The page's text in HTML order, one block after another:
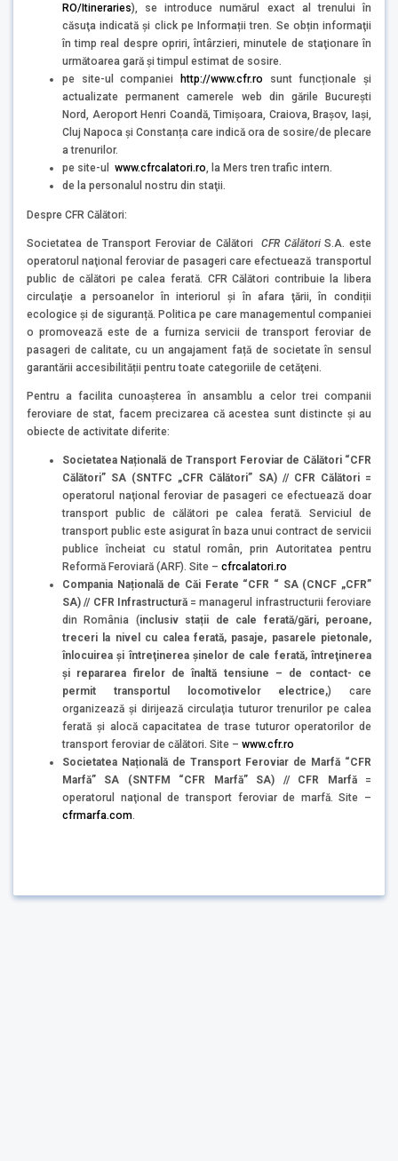
RO/Itineraries), se introduce numărul exact al trenului în
căsuţa indicată şi click pe Informații tren. Se obțin informaţii
în timp real despre opriri, întârzieri, minutele de staţionare în
următoarea gară şi timpul estimat de sosire.
pe site-ul companiei
http://www.cfr.ro sunt funcționale și
actualizate permanent camerele web din gările București
Nord, Aeroport Henri Coandă, Timișoara, Craiova, Brașov, Iași,
Cluj Napoca și Constanța care indică ora de sosire/de plecare
a trenurilor.
pe site-ul www.cfrcalatori.ro , la Mers tren trafic intern.
de la personalul nostru din staţii.
Despre CFR Călători:
Societatea de Transport Feroviar de CălătoriCFR CălătoriS.A. este
operatorul naţional feroviar de pasageri care efectuează transportul
public de călători pe calea ferată. CFR Călători contribuie la libera
circulaţie a persoanelor în interiorul şi în afara ţării, în condiții
ecologice și de siguranță. Politica pe care managementul companiei
o promovează este de a furniza servicii de transport feroviar de
pasageri de calitate, cu un angajament față de societate în sensul
garantării accesibilității pentru toate categoriile de cetăţeni.
Pentru a facilita cunoaşterea în ansamblu a celor trei companii
feroviare de stat, facem precizarea că acestea sunt distincte şi au
obiecte de activitate diferite:
Societatea Națională de Transport Feroviar de Călători “CFR
Călători” SA (SNTFC „CFR Călători” SA) // CFR Călători =
operatorul naţional feroviar de pasageri ce efectuează doar
transport public de călători pe calea ferată. Serviciul de
transport public este asigurat în baza unui contract de servicii
publice încheiat cu statul român, prin Autoritatea pentru
Reformă Feroviară (ARF). Site – cfrcalatori.ro
Compania Națională de Căi Ferate “CFR “ SA (CNCF „CFR”
SA) // CFR Infrastructură= managerul infrastructurii feroviare
din România (inclusiv stații de cale ferată/gări, peroane,
treceri la nivel cu calea ferată, pasaje, pasarele pietonale,
înlocuirea şi întreţinerea şinelor de cale ferată, întreţinerea
şi repararea firelor de înaltă tensiune – de contact- ce
permit transportul locomotivelor electrice,) care
organizează şi dirijează circulaţia tuturor trenurilor pe calea
ferată și alocă capacitatea de trase tuturor operatorilor de
transport feroviar de călători. Site – www.cfr.ro
Societatea Națională de Transport Feroviar de Marfă “CFR
Marfă” SA (SNTFM “CFR Marfă” SA) // CFR Marfă=
operatorul naţional de transport feroviar de marfă. Site –
cfrmarfa.com